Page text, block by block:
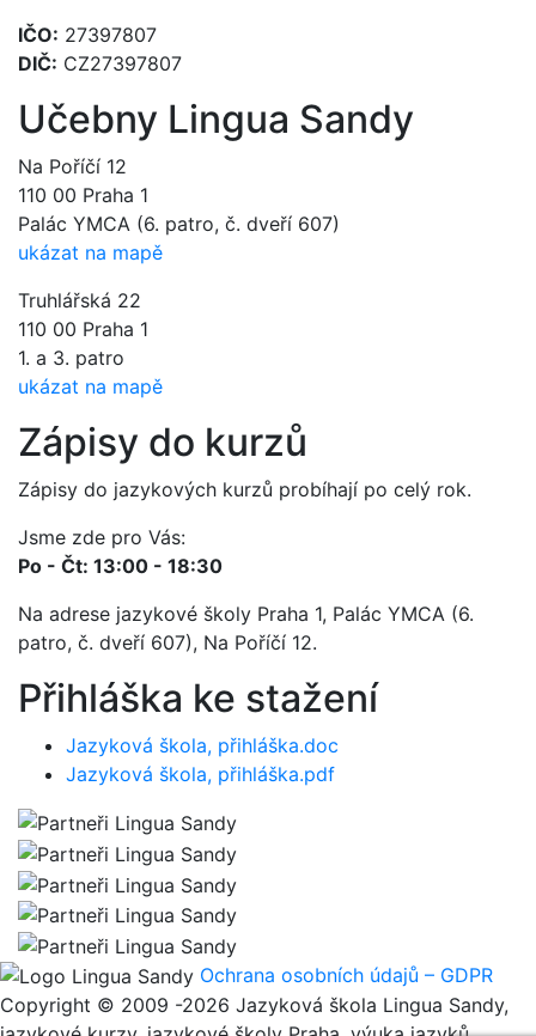
IČO: 27397807
DIČ: CZ27397807
Učebny Lingua Sandy
Na Poříčí 12
110 00 Praha 1
Palác YMCA (6. patro, č. dveří 607)
ukázat na mapě
Truhlářská 22
110 00 Praha 1
1. a 3. patro
ukázat na mapě
Zápisy do kurzů
Zápisy do jazykových kurzů probíhají po celý rok.
Jsme zde pro Vás:
Po - Čt: 13:00 - 18:30
Na adrese jazykové školy Praha 1, Palác YMCA (6.
patro, č. dveří 607), Na Poříčí 12.
Přihláška ke stažení
Jazyková škola, přihláška.doc
Jazyková škola, přihláška.pdf
Ochrana osobních údajů – GDPR
Copyright © 2009 -2026 Jazyková škola Lingua Sandy,